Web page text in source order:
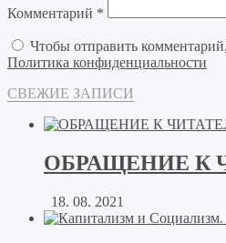
Комментарий *
Чтобы отправить
Политика конфиденциальности
СВЕЖИЕ ЗАПИСИ
ОБРАЩЕНИЕ К
18. 08. 2021